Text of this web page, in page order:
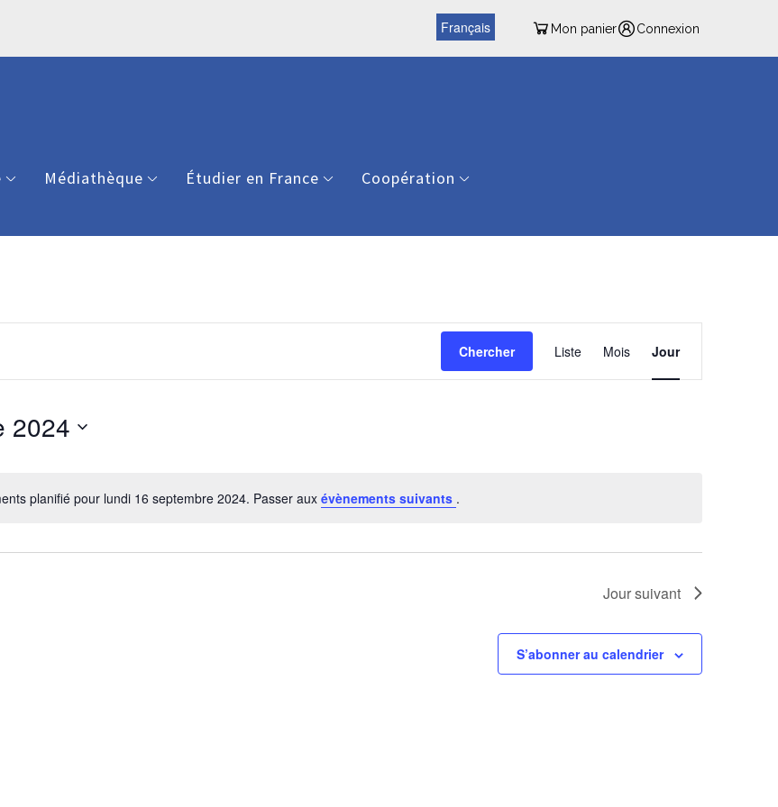
Mon panier Connexion
Français
Médiathèque Étudier en France
Coopération
planifié pour lundi 16 septembre 2024. Passer aux évènements suivants .
Chercher
Navigation
de
vues
Liste Mois Jour
2024
Jour suivant
S’abonner au calendrier